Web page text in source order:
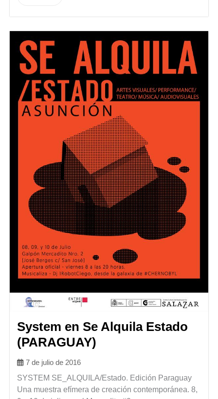
System en Se Alquila Estado
(PARAGUAY)
7 de julio de 2016
SYSTEM SE_ALQUILA/Estado. Edición Paraguay
Una muestra efímera de creación contemporánea. 8,